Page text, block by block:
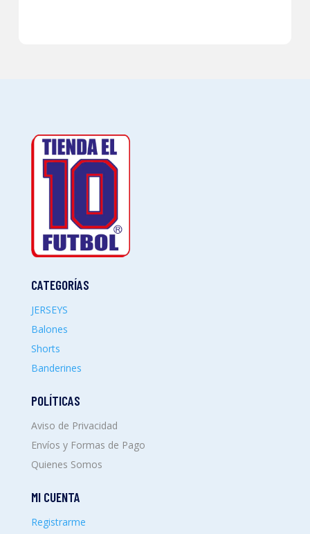
CATEGORÍAS
JERSEYS
Balones
Shorts
Banderines
POLÍTICAS
Aviso de Privacidad
Envíos y Formas de Pago
Quienes Somos
MI CUENTA
Registrarme